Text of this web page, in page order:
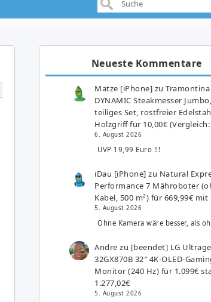
Neueste Kommentare
Matze [iPhone] zuTramontina
DYNAMIC Steakmesser
teiliges Set, rostfreier
Holzgriff für 10,00€ (Vergleich:
6. August 2026
UVP 19,99 Euro !!!
iDau [iPhone] zu Natural
Performance 7 Mähroboter
Kabel, 500 m²) für 669,99€ mit
5. August 2026
Ohne Kamera wäre besser, als
Andre zu [beendet] LG
32GX870B 32″ 4K-OLED-
Monitor (240 Hz) für 1.099€
1.277,02€
5. August 2026